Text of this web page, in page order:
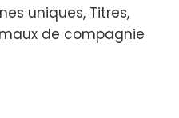
uniques, Titres,
de compagnie